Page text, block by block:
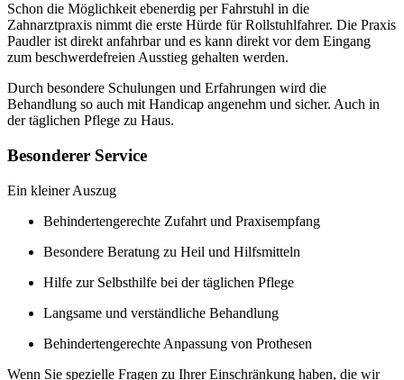
Schon die Möglichkeit ebenerdig per Fahrstuhl in die
Zahnarztpraxis nimmt die erste Hürde für Rollstuhlfahrer. Die Praxis
Paudler ist direkt anfahrbar und es kann direkt vor dem Eingang
zum beschwerdefreien Ausstieg gehalten werden.
Durch besondere Schulungen und Erfahrungen wird die
Behandlung so auch mit Handicap angenehm und sicher. Auch in
der täglichen Pflege zu Haus.
Besonderer Service
Ein kleiner Auszug
Behindertengerechte Zufahrt und Praxisempfang
Besondere Beratung zu Heil und Hilfsmitteln
Hilfe zur Selbsthilfe bei der täglichen Pflege
Langsame und verständliche Behandlung
Behindertengerechte Anpassung von Prothesen
Wenn Sie spezielle Fragen zu Ihrer Einschränkung haben, die wir